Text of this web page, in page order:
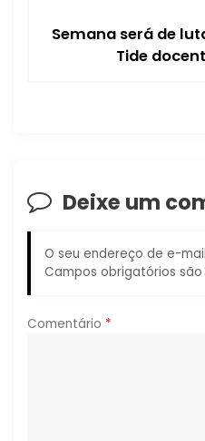
o
d
e
P
Semana será de
Tide
Deixe um
O seu endereço de e-
Campos obrigatórios
Comentário *